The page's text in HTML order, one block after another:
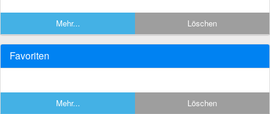
Mehr... Löschen
Favoriten
Mehr... Löschen